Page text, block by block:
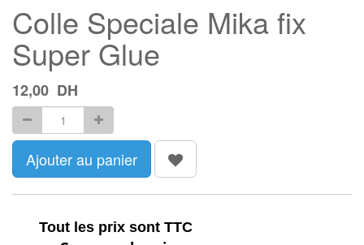
Colle Speciale Mika fix
Super Glue
12,00 DH
Ajouter au panier
Tout les prix sont TTC